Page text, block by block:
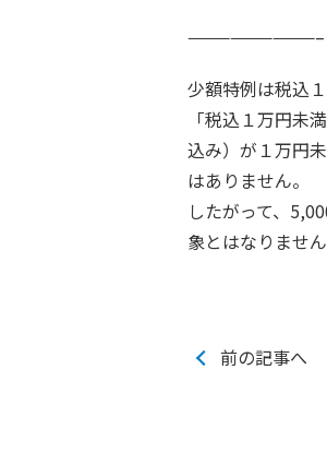
—————————–
少額特例は税込
「税込１万円未
込み）が１万円
はありません。
したがって、
象とはなりません
前の記事へ